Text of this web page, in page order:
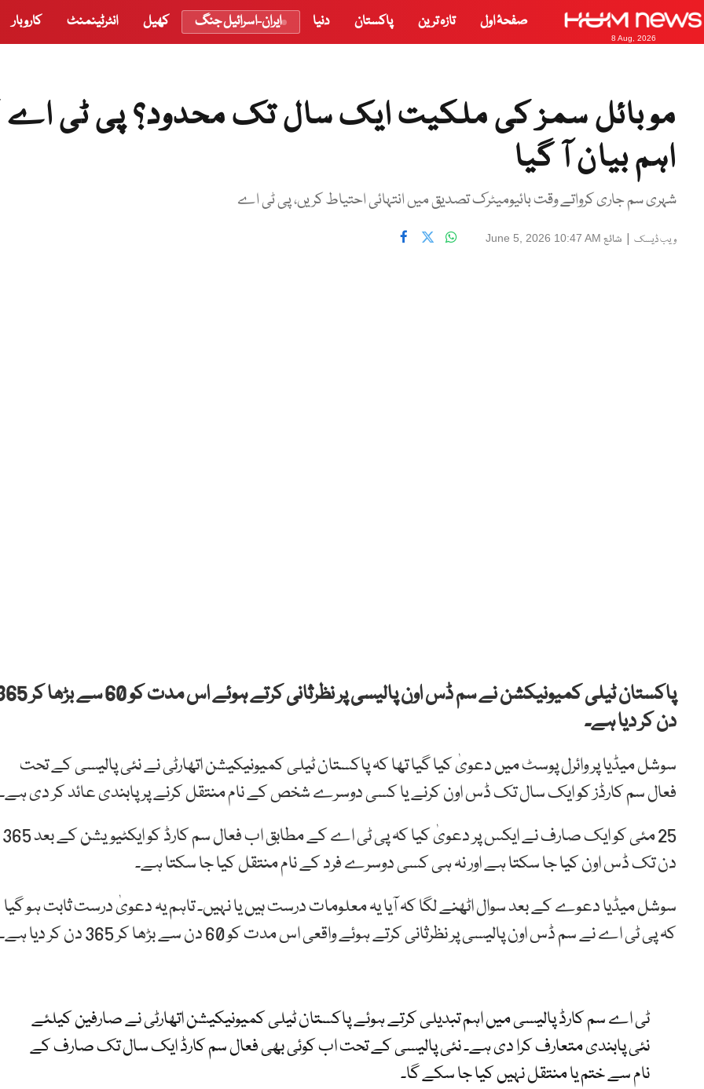
8 Aug, 2026
صفحۂ اول تازہ ترین پاکستان دنیا ایران-اسرائیل جنگ کھیل انٹرٹینمنٹ کاروبار
موبائل سمز کی ملکیت ایک سال تک محدود؟ پی ٹی اے
اہم بیان آ گیا
شہری سم جاری کرواتے وقت بائیومیٹرک تصدیق میں انتہائی احتیاط کریں، پی ٹی اے
ویب ڈیسک | شائع June 5, 2026 10:47 AM
پاکستان ٹیلی کمیونیکشن نے سم ڈس اون پالیسی پر نظرثانی کرتے
دن کر دیا ہے۔
سوشل میڈیا پر وائرل پوسٹ میں دعویٰ کیا گیا تھا کہ پاکستان ٹیلی کمیونیکیشن اتھارٹی نے نئی پالیسی کے تحت
فعال سم کارڈز کو ایک سال تک ڈس اون کرنے یا کسی دوسرے شخص کے نام منتقل کرنے پر پابندی عائد کر دی ہے۔
25 مئی کو ایک صارف نے ایکس پر دعویٰ کیا کہ پی ٹی اے کے مطابق اب فعال سم کارڈ کو ایکٹیویشن کے بعد 365
دن تک ڈس اون کیا جا سکتا ہے اور نہ ہی کسی دوسرے فرد کے نام منتقل کیا جا سکتا ہے۔
سوشل میڈیا دعوے کے بعد سوال اٹھنے لگا کہ آیا یہ معلومات درست ہیں یا نہیں۔ تاہم یہ دعویٰ درست ثابت ہو گیا
کہ پی ٹی اے نے سم ڈس اون پالیسی پر نظرثانی کرتے ہوئے واقعی اس مدت کو 60 دن سے بڑھا کر 365 دن کر دیا ہے۔
ٹی اے سم کارڈ پالیسی میں اہم تبدیلی کرتے ہوئے پاکستان ٹیلی کمیونیکیشن اتھارٹی نے صارفین کیلئے
نئی پابندی متعارف کرا دی ہے۔ نئی پالیسی کے تحت اب کوئی بھی فعال سم کارڈ ایک سال تک صارف کے
نام سے ختم یا منتقل نہیں کیا جا سکے گا۔